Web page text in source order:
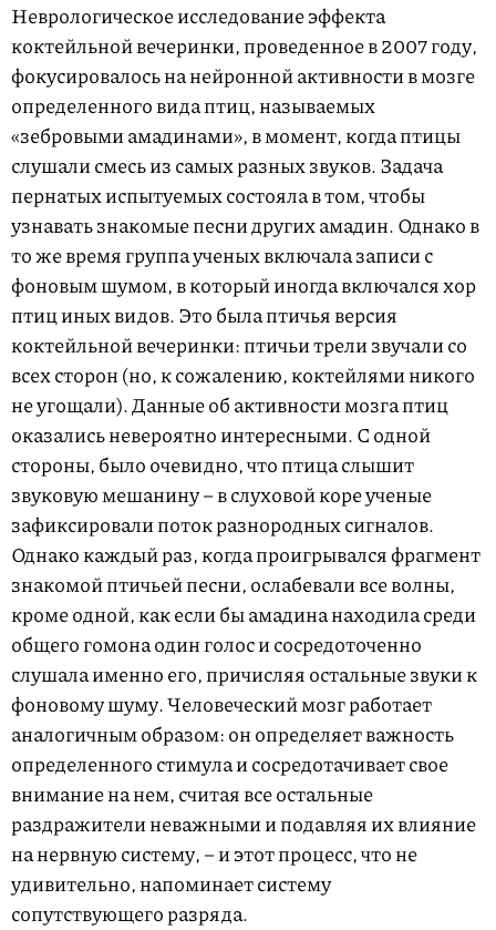
Неврологическое исследование эффекта
коктейльной вечеринки, проведенное в 2007 году,
фокусировалось на нейронной активности в мозге
определенного вида птиц, называемых
«зебровыми амадинами», в момент, когда птицы
слушали смесь из самых разных звуков. Задача
пернатых испытуемых состояла в том, чтобы
узнавать знакомые песни других амадин. Однако в
то же время группа ученых включала записи с
фоновым шумом, в который иногда включался хор
птиц иных видов. Это была птичья версия
коктейльной вечеринки: птичьи трели звучали со
всех сторон (но, к сожалению, коктейлями никого
не угощали). Данные об активности мозга птиц
оказались невероятно интересными. С одной
стороны, было очевидно, что птица слышит
звуковую мешанину – в слуховой коре ученые
зафиксировали поток разнородных сигналов.
Однако каждый раз, когда проигрывался фрагмент
знакомой птичьей песни, ослабевали все волны,
кроме одной, как если бы амадина находила среди
общего гомона один голос и сосредоточенно
слушала именно его, причисляя остальные звуки к
фоновому шуму. Человеческий мозг работает
аналогичным образом: он определяет важность
определенного стимула и сосредотачивает свое
внимание на нем, считая все остальные
раздражители неважными и подавляя их влияние
на нервную систему, – и этот процесс, что не
удивительно, напоминает систему
сопутствующего разряда.